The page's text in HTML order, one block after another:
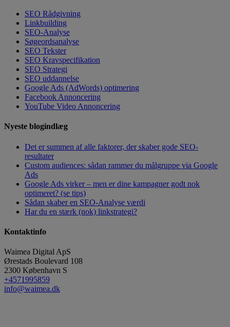
SEO Rådgivning
Linkbuilding
SEO-Analyse
Søgeordsanalyse
SEO Tekster
SEO Kravspecifikation
SEO Strategi
SEO uddannelse
Google Ads (AdWords) optimering
Facebook Annoncering
YouTube Video Annoncering
Nyeste blogindlæg
Det er summen af alle faktorer, der skaber gode SEO-
resultater
Custom audiences: sådan rammer du målgruppe via Google
Ads
Google Ads virker – men er dine kampagner godt nok
optimeret? (se tips)
Sådan skaber en SEO-Analyse værdi
Har du en stærk (nok) linkstrategi?
Kontaktinfo
Waimea Digital ApS
Ørestads Boulevard 108
2300 København S
+4571995859
info@waimea.dk